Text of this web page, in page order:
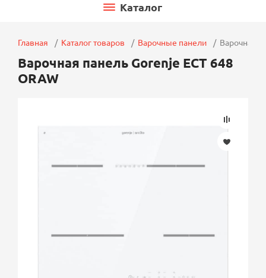
Каталог
Главная Каталог товаров Варочные панели Варочная
Варочная панель Gorenje ECT 648
ORAW